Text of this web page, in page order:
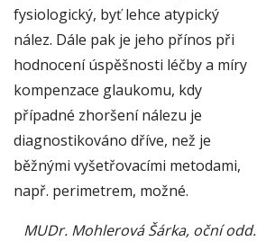
fysiologický, byť lehce atypický
nález. Dále pak je jeho přínos při
hodnocení úspěšnosti léčby a míry
kompenzace glaukomu, kdy
případné zhoršení nálezu je
diagnostikováno dříve, než je
běžnými vyšetřovacími metodami,
např. perimetrem, možné.
MUDr. Mohlerová Šárka, oční odd.